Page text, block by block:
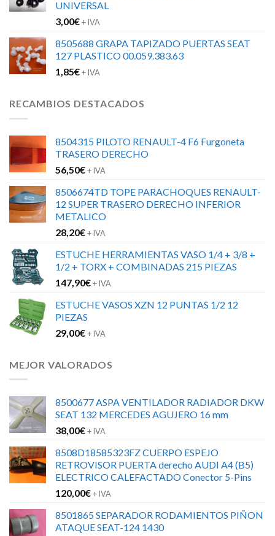
UNIVERSAL
3,00€+ IVA
8505688 GRAPA TAPIZADO PUERTAS SEAT
127 PLASTICO 00.059.383.63
1,85€+ IVA
RECAMBIOS DESTACADOS
8504315 PILOTO RENAULT-4 F6 Furgoneta
TRASERO DERECHO
56,50€+ IVA
8506674TD TOPE PARACHOQUES RENAULT-
12 SUPER TRASERO DERECHO INFERIOR
METALICO
28,20€+ IVA
ESTUCHE HERRAMIENTAS VASO 1/4 + 3/8 +
1/2 + TORX + COMBINADAS 215 PIEZAS
147,90€+ IVA
ESTUCHE VASOS XZN 12 PUNTAS 1/2 12
PIEZAS
29,00€+ IVA
MEJOR VALORADOS
8500677 ASPA VENTILADOR RADIADOR DKW
SEAT 132 MERCEDES AGUJERO 16 mm
38,00€+ IVA
8508D18585323FZ CUERPO ESPEJO
RETROVISOR PUERTA derecho AUDI A4 (B5)
ELECTRICO CALEFACTADO Conector 5-Pins
120,00€+ IVA
8501865 SEPARADOR RODAMIENTOS PIÑON
ATAQUE SEAT-124 1430